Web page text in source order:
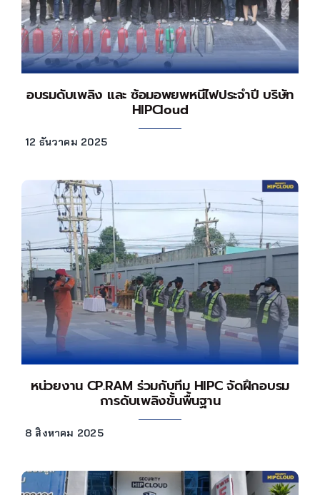
อบรมดับเพลิง และ ซ้อมอพยพหนีไฟประจำปี บริษัท
HIPCloud
12 ธันวาคม 2025
หน่วยงาน CP.RAM ร่วมกับทีม HIPC จัดฝึกอบรม
การดับเพลิงขั้นพื้นฐาน
8 สิงหาคม 2025